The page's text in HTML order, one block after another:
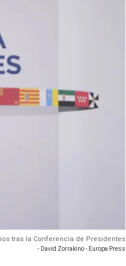
tras la Conferencia de Presidentes
- David Zorrakino - Europa Press